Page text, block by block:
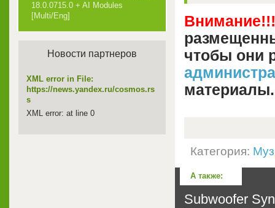
Внимание!!!
чтобы они
материалы.
Категория:
А также:
Subwoofer
18.0.0715.0 + AI Modules
[Multi/Eng]
Новости партнеров
XML error in File:
https://news.yandex.ru/cosmos.rs
s
XML error: at line 0